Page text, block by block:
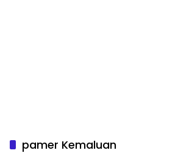
pamer Kemaluan